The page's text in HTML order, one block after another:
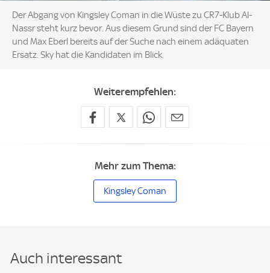
Der Abgang von Kingsley Coman in die Wüste zu CR7-Klub Al-
Nassr steht kurz bevor. Aus diesem Grund sind der FC Bayern
und Max Eberl bereits auf der Suche nach einem adäquaten
Ersatz. Sky hat die Kandidaten im Blick.
Weiterempfehlen:
Mehr zum Thema:
Kingsley Coman
Auch interessant